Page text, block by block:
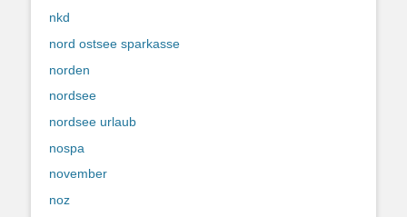
nkd
nord ostsee sparkasse
norden
nordsee
nordsee urlaub
nospa
november
noz